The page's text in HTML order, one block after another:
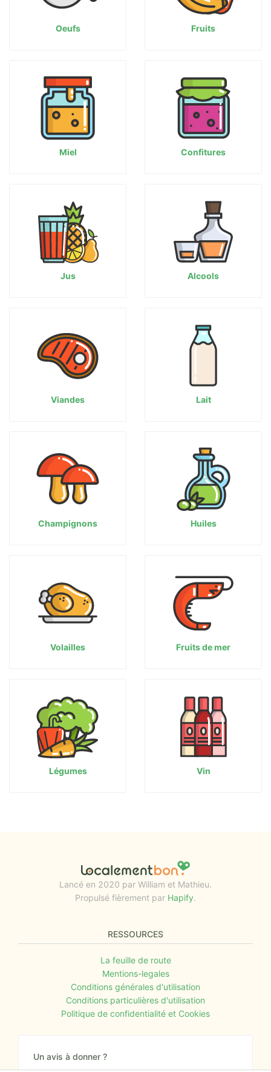
Oeufs Fruits
Miel Confitures
Jus Alcools
Viandes Lait
Champignons Huiles
Volailles Fruits de mer
Légumes Vin
Lancé en 2020 par William et Mathieu.
Propulsé fièrement par Hapify.
RESSOURCES
La feuille de route
Mentions-legales
Conditions générales d'utilisation
Conditions particulières d'utilisation
Politique de confidentialité et Cookies
Un avis à donner ?